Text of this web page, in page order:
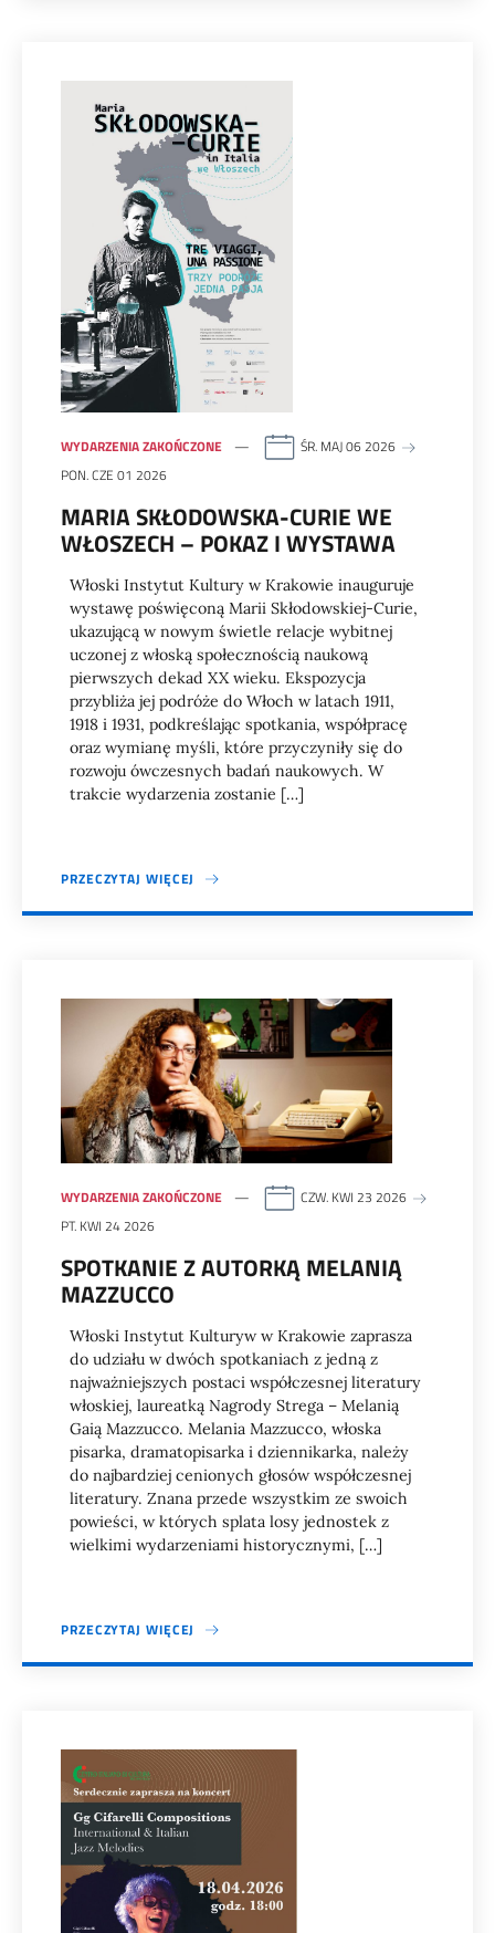
WYDARZENIA ZAKOŃCZONE
ŚR. MAJ 06 2026
PON. CZE 01 2026
MARIA SKŁODOWSKA-CURIE WE
WŁOSZECH – POKAZ I WYSTAWA
Włoski Instytut Kultury w Krakowie inauguruje
wystawę poświęconą Marii Skłodowskiej-Curie,
ukazującą w nowym świetle relacje wybitnej
uczonej z włoską społecznością naukową
pierwszych dekad XX wieku. Ekspozycja
przybliża jej podróże do Włoch w latach 1911,
1918 i 1931, podkreślając spotkania, współpracę
oraz wymianę myśli, które przyczyniły się do
rozwoju ówczesnych badań naukowych. W
trakcie wydarzenia zostanie […]
PRZECZYTAJ WIĘCEJ
WYDARZENIA ZAKOŃCZONE
CZW. KWI 23 2026
PT. KWI 24 2026
SPOTKANIE Z AUTORKĄ MELANIĄ
MAZZUCCO
Włoski Instytut Kulturyw w Krakowie zaprasza
do udziału w dwóch spotkaniach z jedną z
najważniejszych postaci współczesnej literatury
włoskiej, laureatką Nagrody Strega – Melanią
Gaią Mazzucco. Melania Mazzucco, włoska
pisarka, dramatopisarka i dziennikarka, należy
do najbardziej cenionych głosów współczesnej
literatury. Znana przede wszystkim ze swoich
powieści, w których splata losy jednostek z
wielkimi wydarzeniami historycznymi, […]
PRZECZYTAJ WIĘCEJ